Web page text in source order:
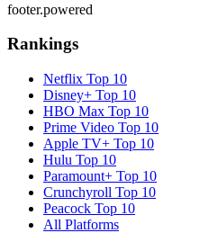
footer.powered
Rankings
Netflix Top 10
Disney+ Top 10
HBO Max Top 10
Prime Video Top 10
Apple TV+ Top 10
Hulu Top 10
Paramount+ Top 10
Crunchyroll Top 10
Peacock Top 10
All Platforms